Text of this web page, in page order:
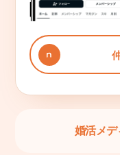
婚活メデ